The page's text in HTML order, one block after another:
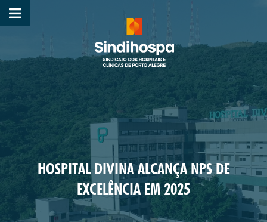
HOSPITAL DIVINA ALCANÇA NPS DE
EXCELÊNCIA EM 2025